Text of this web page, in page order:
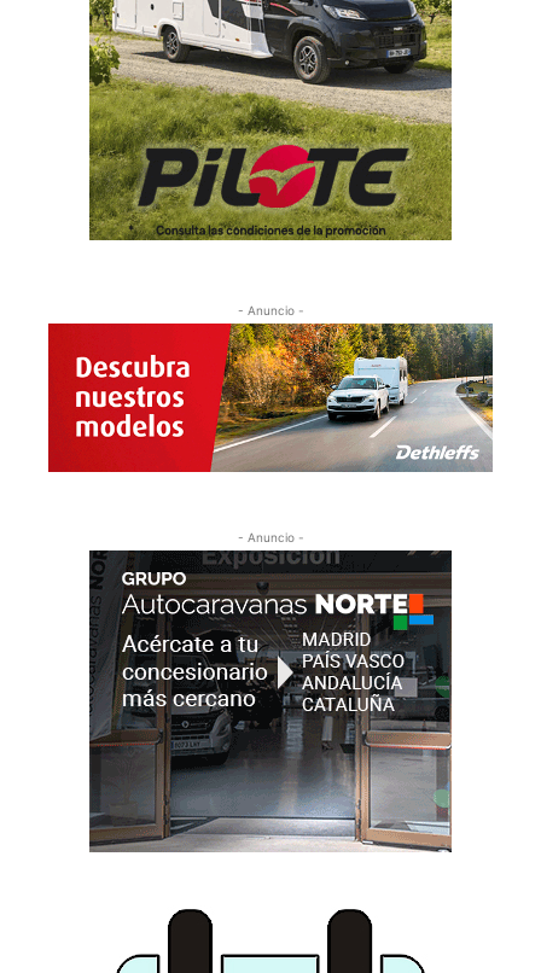
- Anuncio -
- Anuncio -